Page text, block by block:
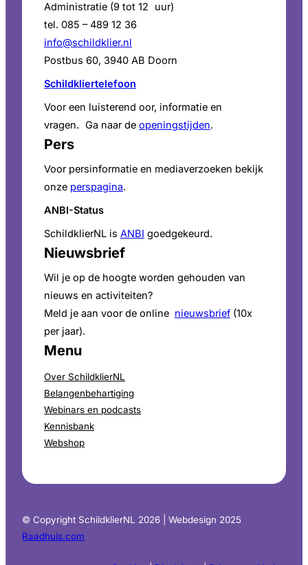
Administratie (9 tot 12 uur)
tel. 085 – 489 12 36
info@schildklier.nl
Postbus 60, 3940 AB Doorn
Schildkliertelefoon
Voor een luisterend oor, informatie en
vragen. Ga naar de openingstijden.
Pers
Voor persinformatie en mediaverzoeken bekijk
onze perspagina.
ANBI-Status
SchildklierNL is ANBI goedgekeurd.
Nieuwsbrief
Wil je op de hoogte worden gehouden van
nieuws en activiteiten?
Meld je aan voor de online nieuwsbrief (10x
per jaar).
Menu
Over SchildklierNL
Belangenbehartiging
Webinars en podcasts
Kennisbank
Webshop
© Copyright SchildklierNL 2026 | Webdesign 2025
Raadhuis.com